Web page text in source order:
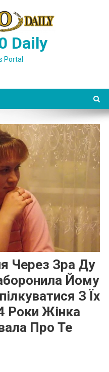
Daily
Portal
Через Зра Ду
Йому
З Їх
Роки Жінка
Про Те